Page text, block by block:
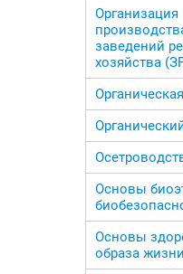
Организация
заведений
хозяйства
Основы
Основы
образа жизни